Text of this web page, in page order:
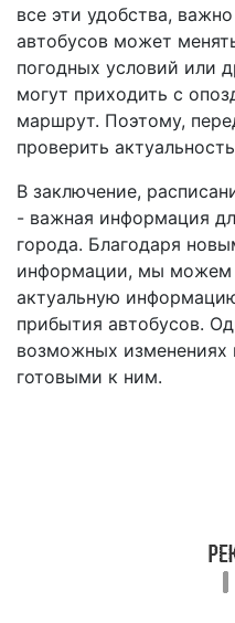
все эти удобства,
автобусов может
погодных условий или
могут приходить с
маршрут. Поэтому,
проверить
В заключение,
- важная информация
города. Благодаря
информации, мы можем
актуальную
прибытия автобусов.
возможных изменениях
готовыми к ним.